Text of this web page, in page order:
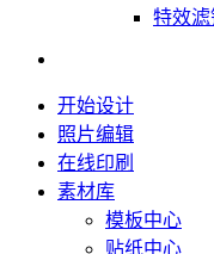
特效滤
开始设计
照片编辑
在线印刷
素材库
模板中心
贴纸中心